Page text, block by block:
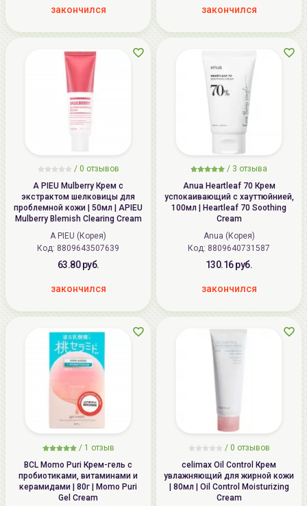
закончился закончился
/ 0 отзывов
A PIEU Mulberry Крем с
экстрактом шелковицы для
проблемной кожи | 50мл | APIEU
Mulberry Blemish Clearing Cream
A PIEU (Корея)
Код: 8809643507639
63.80 руб.
закончился
/ 3 отзыва
Anua Heartleaf 70 Крем
успокаивающий с хауттюйнией,
100мл | Heartleaf 70 Soothing
Cream
Anua (Корея)
Код: 8809640731587
130.16 руб.
закончился
/ 1 отзыв
BCL Momo Puri Крем-гель с
пробиотиками, витаминами и
керамидами | 80г | Momo Puri
Gel Cream
/ 0 отзывов
celimax Oil Control Крем
увлажняющий для жирной кожи
| 80мл | Oil Control Moisturizing
Cream